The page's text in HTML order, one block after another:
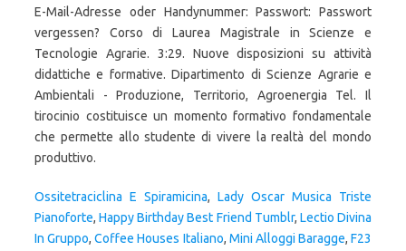
Ossitetraciclina E Spiramicina, Lady Oscar Musica Triste
Pianoforte,Happy Birthday Best Friend Tumblr, Lectio Divina
In Gruppo,Coffee Houses Italiano, Mini Alloggi Baragge, F23